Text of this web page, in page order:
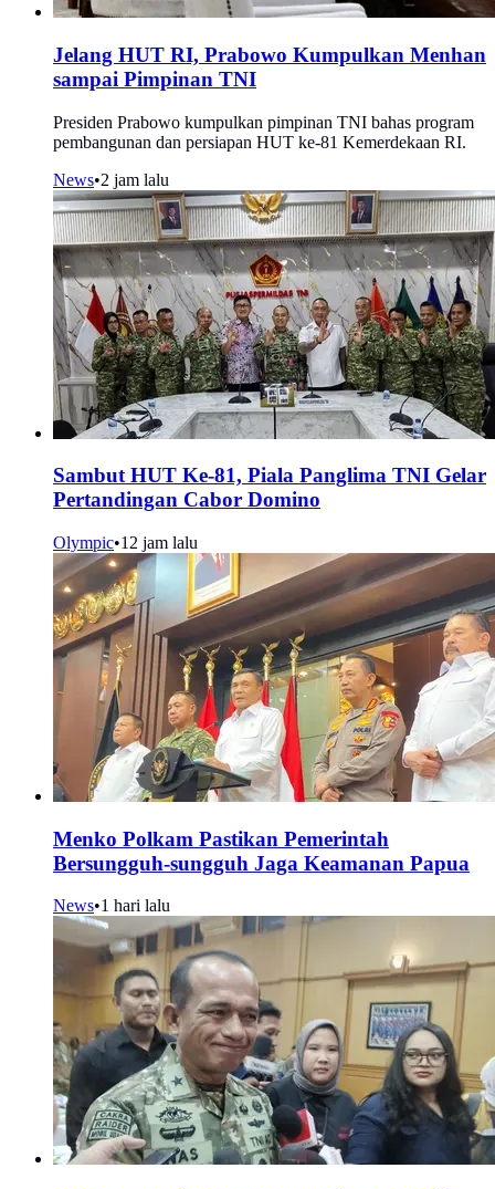
Jelang HUT RI, Prabowo Kumpulkan Menhan
sampai Pimpinan TNI
Presiden Prabowo kumpulkan pimpinan TNI bahas program
pembangunan dan persiapan HUT ke-81 Kemerdekaan RI.
News•2 jam lalu
Sambut HUT Ke-81, Piala Panglima TNI Gelar
Pertandingan Cabor Domino
Olympic•12 jam lalu
Menko Polkam Pastikan Pemerintah
Bersungguh-sungguh Jaga Keamanan Papua
News•1 hari lalu